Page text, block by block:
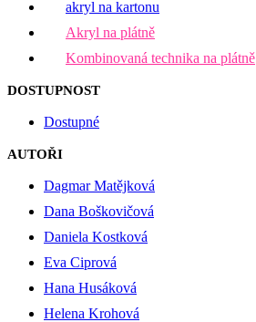
akryl na kartonu
Akryl na plátně
Kombinovaná technika na plátně
DOSTUPNOST
Dostupné
AUTOŘI
Dagmar Matějková
Dana Boškovičová
Daniela Kostková
Eva Ciprová
Hana Husáková
Helena Krohová